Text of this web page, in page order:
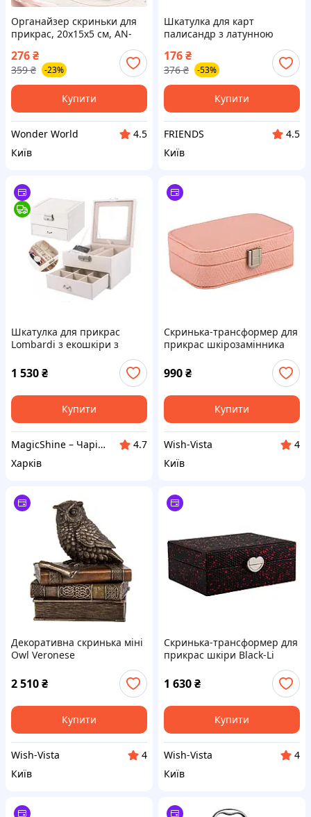
Органайзер скриньки для
прикрас, 20х15х5 см, AN-
5857 Сірий/Шкатулка для
біжутерії/ Органайзер для
зберігання прикрас
276₴
359 ₴ -23%
Купити
Wonder World
4.5
Київ
Шкатулка для карт
палисандр з латунною
перегородкою
176₴
376 ₴ -53%
Купити
FRIENDS
4.5
Київ
Шкатулка для прикрас
Lombardi з екошкіри з
1 530₴
Купити
MagicShine – Чарівне сяйво у кожному виробі
4.7
Харків
Скринька-трансформер для
прикрас шкірозамінника
990₴
Купити
Wish-Vista
4
Київ
Декоративна скринька міні
Owl Veronese
2 510₴
Купити
Wish-Vista
4
Київ
Скринька-трансформер для
прикрас шкіри Black-Li
1 630₴
Купити
Wish-Vista
4
Київ